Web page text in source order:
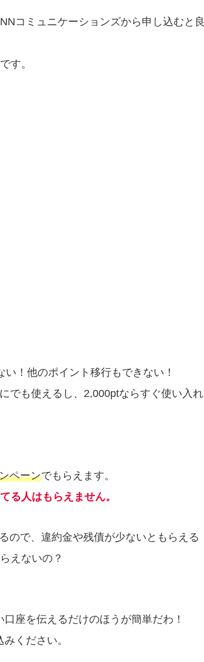
コミュニケーションズから申し込むと良
す。
！他のポイント移行もできない！
も使えるし、2,000ptならすぐ使い入れ
ペーンでもらえます。
る人はもらえません。
ので、違約金や残債が少ないともらえる
えないの？
座を伝えるだけのほうが簡単だわ！
ください。